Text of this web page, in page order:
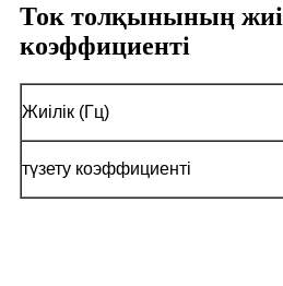
Ток толқынының
коэффициенті
Жиілік (Гц)
түзету коэффициенті